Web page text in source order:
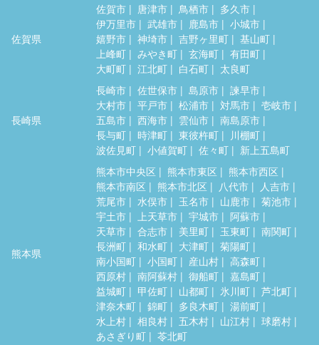
佐賀県
佐賀市 唐津市 鳥栖市
多久市
伊万里市
武雄市 鹿島市
小城市
嬉野市
神埼市 吉野ヶ里町
基山町
上峰町
みやき町 玄海町
有田町
大町町
江北町 白石町 太良町
長崎県
長崎市 佐世保市 島原市
諫早市
大村市
平戸市 松浦市 対馬市
壱岐市
五島市
西海市 雲仙市
南島原市
長与町
時津町 東彼杵町
川棚町
波佐見町
小値賀町 佐々町 新上五島町
熊本県
熊本市中央区 熊本市東区
熊本市西区
熊本市南区
熊本市北区 八代市
人吉市
荒尾市
水俣市 玉名市 山鹿市
菊池市
宇土市
上天草市 宇城市
阿蘇市
天草市
合志市 美里町 玉東町
南関町
長洲町
和水町 大津町
菊陽町
南小国町
小国町 産山村
高森町
西原村
南阿蘇村 御船町
嘉島町
益城町
甲佐町 山都町 氷川町
芦北町
津奈木町
錦町 多良木町
湯前町
水上村
相良村 五木村 山江村
球磨村
あさぎり町
苓北町